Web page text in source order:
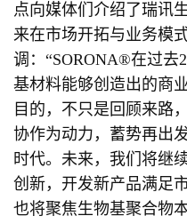
点向媒体们介绍了瑞讯
来在市场开拓与业务模
调：“SORONA®在过去
基材料能够创造出的商
目的，不只是回顾来路
协作为动力，蓄势再出
时代。未来，我们将继
创新，开发新产品满足
也将聚焦生物基聚合物